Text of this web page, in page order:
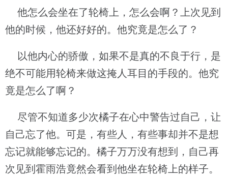
他怎么会坐在了轮椅上，怎么会啊？上次见到
他的时候，他还好好的。他究竟是怎么了？
以他内心的骄傲，如果不是真的不良于行，是
绝不可能用轮椅来做这掩人耳目的手段的。他究
竟是怎么了啊？
尽管不知道多少次橘子在心中警告过自己，让
自己忘了他。可是，有些人，有些事却并不是想
忘记就能够忘记的。橘子万万没有想到，自己再
次见到霍雨浩竟然会看到他坐在轮椅上的样子。